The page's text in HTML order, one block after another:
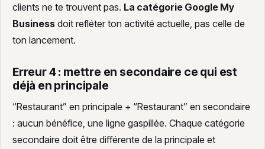
clients ne te trouvent pas. La catégorie Google My
Business doit refléter ton activité actuelle, pas celle de
ton lancement.
Erreur 4 : mettre en secondaire ce qui est
déjà en principale
“Restaurant” en principale + “Restaurant” en secondaire
: aucun bénéfice, une ligne gaspillée. Chaque catégorie
secondaire doit être différente de la principale et